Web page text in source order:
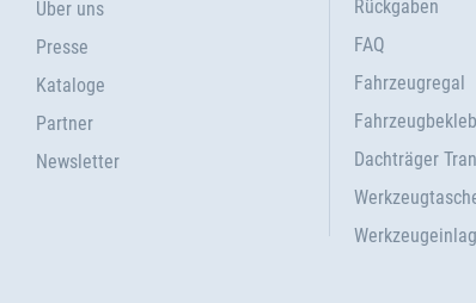
Über uns
Presse
Kataloge
Partner
Newsletter
Rückgaben
FAQ
Fahrzeugregal
Dachträger